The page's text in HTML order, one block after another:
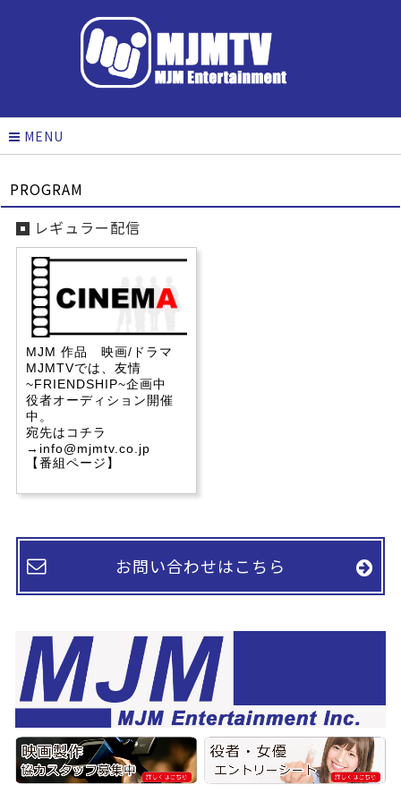
MENU
PROGRAM
レギュラー配信
MJM 作品 映画/ドラマ
MJMTVでは、友情
~FRIENDSHIP~企画中
役者オーディション開催
中。
宛先はコチラ
→info@mjmtv.co.jp
【番組ページ】
お問い合わせはこちら